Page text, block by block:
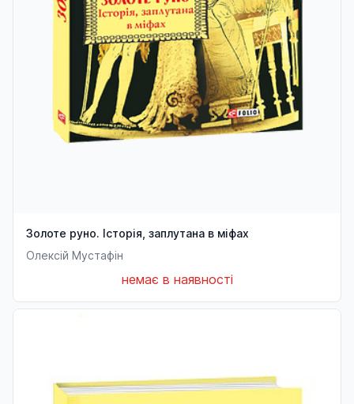
Золоте руно. Історія, заплутана в міфах
Олексій Мустафін
немає в наявності